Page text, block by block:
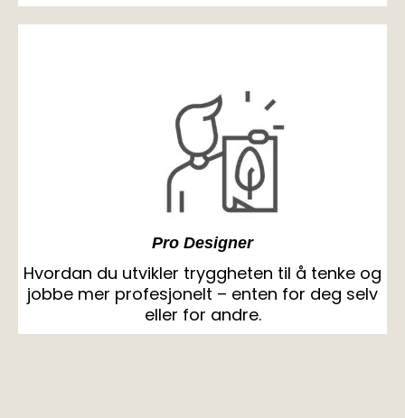
Pro Designer
Hvordan du utvikler tryggheten til å tenke og
jobbe mer profesjonelt – enten for deg selv
eller for andre.